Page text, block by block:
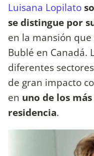
Luisana Lopilato
se distingue por
en la mansión
Bublé en Canadá.
diferentes
de gran impacto
en uno de los
residencia.